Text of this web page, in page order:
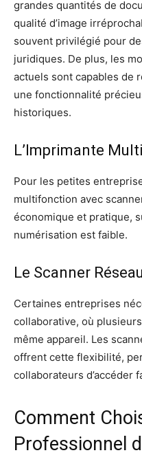
grandes quantités de
qualité d’image
souvent privilégié pour
juridiques. De plus, les
actuels sont capables de
une fonctionnalité
historiques.
L’Imprimante
Pour les petites
multifonction avec
économique et pratique,
numérisation est faible.
Le Scanner Réseau
Certaines entreprises
collaborative, où
même appareil. Les
offrent cette flexibilité,
collaborateurs d’accéder
Comment
Professionnel